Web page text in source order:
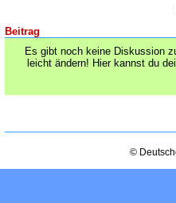
Beitrag
Es gibt noch keine Diskussion
leicht ändern! Hier kannst du
©